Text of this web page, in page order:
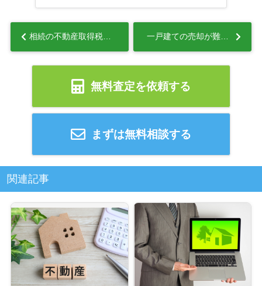
相続の不動産取得税とは？条件や適用できないケースを解説... 一戸建ての売却が難しいといわれる理由は？原因と対策を解説...
無料査定を依頼する
まずは無料相談する
関連記事